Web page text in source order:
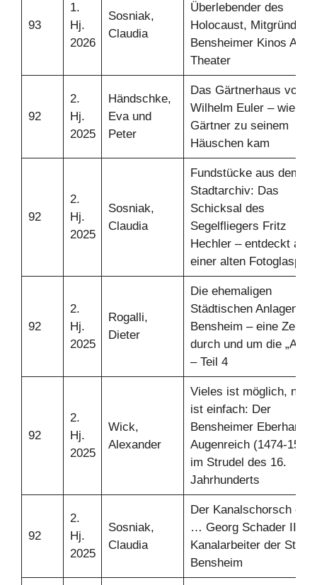
93
1.
Hj.
2026
Sosniak,
Claudia
Überlebender des
Holocaust, Mitgründer
Bensheimer Kinos
Theater
92
2.
Hj.
2025
Händschke,
Eva und
Peter
Das Gärtnerhaus von
Wilhelm Euler – wie der
Gärtner zu seinem
Häuschen kam
92
2.
Hj.
2025
Sosniak,
Claudia
Fundstücke aus dem
Stadtarchiv: Das
Schicksal des
Segelfliegers Fritz
Hechler – entdeckt auf
einer alten
92
2.
Hj.
2025
Rogalli,
Dieter
Die ehemaligen
Städtischen Anlagen in
Bensheim – eine
durch und um die
– Teil 4
92
2.
Hj.
2025
Wick,
Alexander
Vieles ist möglich,
ist einfach: Der
Bensheimer Eberhart
Augenreich (1474-1550)
im Strudel des 16.
Jahrhunderts
92
2.
Hj.
2025
Sosniak,
Claudia
Der Kanalschorsch
… Georg Schader III.,
Kanalarbeiter der Stadt
Bensheim